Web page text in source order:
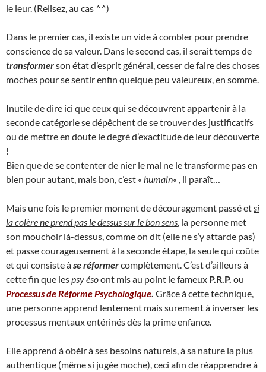
le leur. (Relisez, au cas ^^)
Dans le premier cas, il existe un vide à combler pour prendre
conscience de sa valeur. Dans le second cas, il serait temps de
transformerson état d’esprit général, cesser de faire des choses
moches pour se sentir enfin quelque peu valeureux, en somme.
Inutile de dire ici que ceux qui se découvrent appartenir à la
seconde catégorie se dépêchent de se trouver des justificatifs
ou de mettre en doute le degré d’exactitude de leur découverte
!
Bien que de se contenter de nier le mal ne le transforme pas en
bien pour autant, mais bon, c’est « humain« , il paraît…
Mais une fois le premier moment de découragement passé et si
la colère ne prend pas le dessus sur le bon sens , la personne met
son mouchoir là-dessus, comme on dit (elle ne s’y attarde pas)
et passe courageusement à la seconde étape, la seule qui coûte
et qui consiste àse réformercomplètement. C’est d’ailleurs à
cette fin que lespsy ésoont mis au point le fameux P.R.P. ou
Processus de Réforme Psychologique Grâce à cette technique,
une personne apprend lentement mais surement à inverser les
processus mentaux entérinés dès la prime enfance.
Elle apprend à obéir à ses besoins naturels, à sa nature la plus
authentique (même si jugée moche), ceci afin de réapprendre à